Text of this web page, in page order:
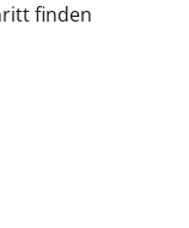
finden